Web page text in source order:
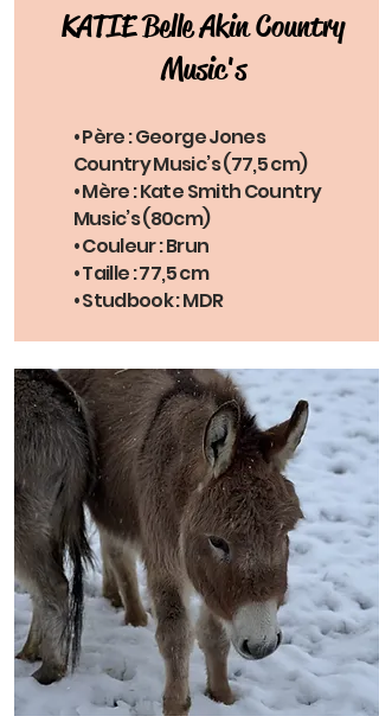
KATIE Belle Akin Country
Music's
• Père : George Jones
Country Music’s (77,5 cm)
• Mère : Kate Smith Country
Music’s (80cm)
• Couleur : Brun
• Taille : 77,5 cm
• Studbook : MDR